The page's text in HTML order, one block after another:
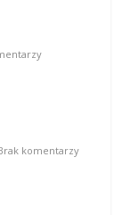
komentarzy